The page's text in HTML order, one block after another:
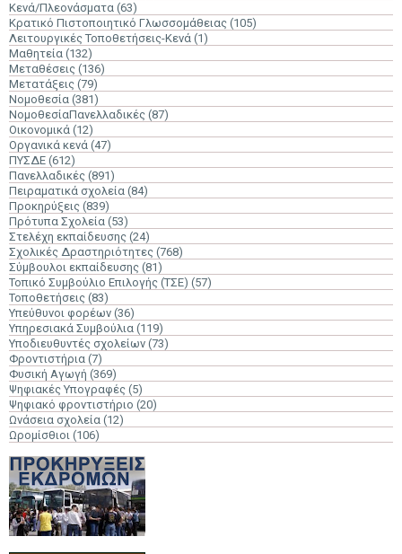
Κενά/Πλεονάσματα (63)
Κρατικό Πιστοποιητικό Γλωσσομάθειας (105)
Λειτουργικές Τοποθετήσεις-Κενά (1)
Μαθητεία (132)
Μεταθέσεις (136)
Μετατάξεις (79)
Νομοθεσία (381)
ΝομοθεσίαΠανελλαδικές (87)
Οικονομικά (12)
Οργανικά κενά (47)
ΠΥΣΔΕ (612)
Πανελλαδικές (891)
Πειραματικά σχολεία (84)
Προκηρύξεις (839)
Πρότυπα Σχολεία (53)
Στελέχη εκπαίδευσης (24)
Σχολικές Δραστηριότητες (768)
Σύμβουλοι εκπαίδευσης (81)
Τοπικό Συμβούλιο Επιλογής (ΤΣΕ) (57)
Τοποθετήσεις (83)
Υπεύθυνοι φορέων (36)
Υπηρεσιακά Συμβούλια (119)
Υποδιευθυντές σχολείων (73)
Φροντιστήρια (7)
Φυσική Αγωγή (369)
Ψηφιακές Υπογραφές (5)
Ψηφιακό φροντιστήριο (20)
Ωνάσεια σχολεία (12)
Ωρομίσθιοι (106)